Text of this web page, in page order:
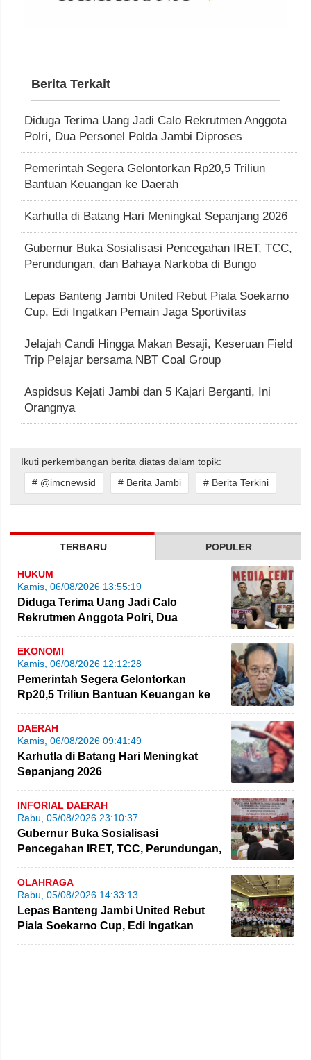
Berita Terkait
Diduga Terima Uang Jadi Calo Rekrutmen Anggota
Polri, Dua Personel Polda Jambi Diproses
Pemerintah Segera Gelontorkan Rp20,5 Triliun
Bantuan Keuangan ke Daerah
Karhutla di Batang Hari Meningkat Sepanjang 2026
Gubernur Buka Sosialisasi Pencegahan IRET, TCC,
Perundungan, dan Bahaya Narkoba di Bungo
Lepas Banteng Jambi United Rebut Piala Soekarno
Cup, Edi Ingatkan Pemain Jaga Sportivitas
Jelajah Candi Hingga Makan Besaji, Keseruan Field
Trip Pelajar bersama NBT Coal Group
Aspidsus Kejati Jambi dan 5 Kajari Berganti, Ini
Orangnya
Ikuti perkembangan berita diatas dalam topik:
# @imcnewsid
# Berita Jambi # Berita Terkini
TERBARU POPULER
HUKUM
Kamis, 06/08/2026 13:55:19
Diduga Terima Uang Jadi Calo
Rekrutmen Anggota Polri, Dua
Personel Polda Jambi Diproses
EKONOMI
Kamis, 06/08/2026 12:12:28
Pemerintah Segera Gelontorkan
Rp20,5 Triliun Bantuan Keuangan ke
Daerah
DAERAH
Kamis, 06/08/2026 09:41:49
Karhutla di Batang Hari Meningkat
Sepanjang 2026
INFORIAL DAERAH
Rabu, 05/08/2026 23:10:37
Gubernur Buka Sosialisasi
Pencegahan IRET, TCC, Perundungan,
dan Bahaya Narkoba di Bungo
OLAHRAGA
Rabu, 05/08/2026 14:33:13
Lepas Banteng Jambi United Rebut
Piala Soekarno Cup, Edi Ingatkan
Pemain Jaga Sportivitas